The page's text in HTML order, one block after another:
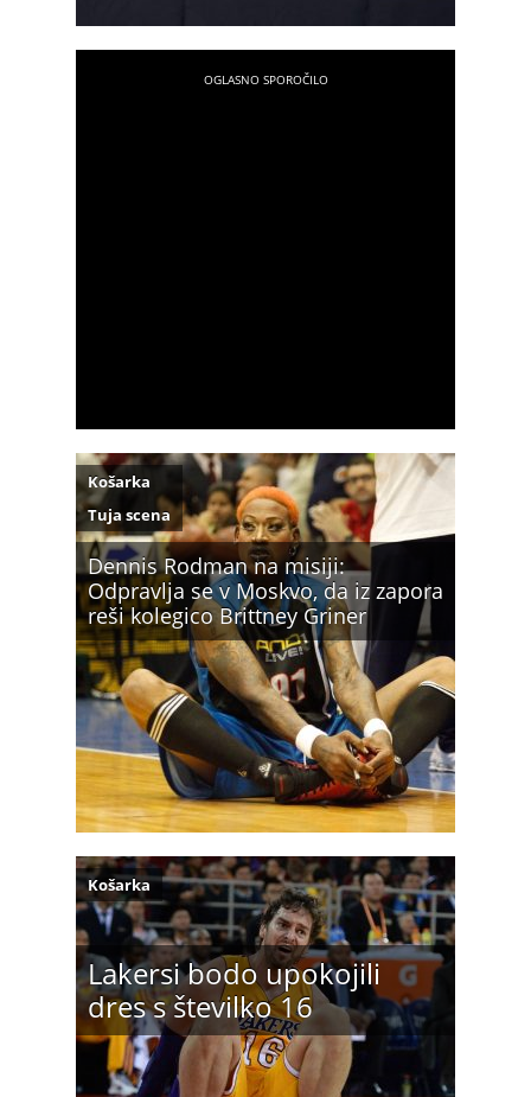
Dennis Rodman na misiji:
Odpravlja se v Moskvo, da iz zapora
reši kolegico Brittney Griner
Košarka
Tuja scena
Lakersi bodo upokojili
dres s številko 16
Košarka